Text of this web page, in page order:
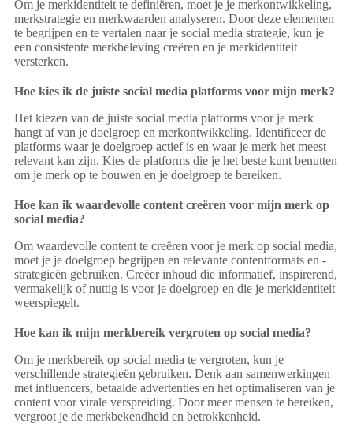
Om je merkidentiteit te definiëren, moet je je merkontwikkeling,
merkstrategie en merkwaarden analyseren. Door deze elementen
te begrijpen en te vertalen naar je social media strategie, kun je
een consistente merkbeleving creëren en je merkidentiteit
versterken.
Hoe kies ik de juiste social media platforms voor mijn merk?
Het kiezen van de juiste social media platforms voor je merk
hangt af van je doelgroep en merkontwikkeling. Identificeer de
platforms waar je doelgroep actief is en waar je merk het meest
relevant kan zijn. Kies de platforms die je het beste kunt benutten
om je merk op te bouwen en je doelgroep te bereiken.
Hoe kan ik waardevolle content creëren voor mijn merk op
social media?
Om waardevolle content te creëren voor je merk op social media,
moet je je doelgroep begrijpen en relevante contentformats en -
strategieën gebruiken. Creëer inhoud die informatief, inspirerend,
vermakelijk of nuttig is voor je doelgroep en die je merkidentiteit
weerspiegelt.
Hoe kan ik mijn merkbereik vergroten op social media?
Om je merkbereik op social media te vergroten, kun je
verschillende strategieën gebruiken. Denk aan samenwerkingen
met influencers, betaalde advertenties en het optimaliseren van je
content voor virale verspreiding. Door meer mensen te bereiken,
vergroot je de merkbekendheid en betrokkenheid.